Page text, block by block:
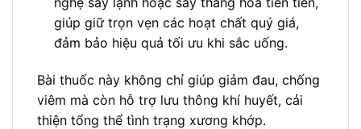
giúp giữ trọn vẹn các hoạt chất quý giá,
đảm bảo hiệu quả tối ưu khi sắc uống.
Bài thuốc này không chỉ giúp giảm đau, chống
viêm mà còn hỗ trợ lưu thông khí huyết, cải
thiện tổng thể tình trạng xương khớp.